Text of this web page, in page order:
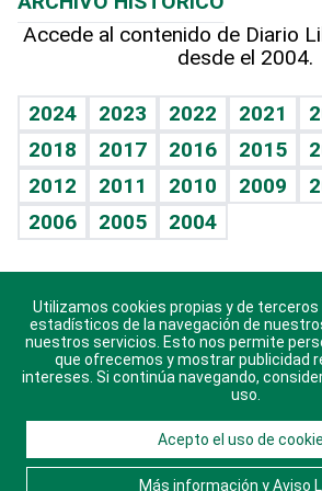
Hablando con el pediatra
Vida y familia
Eñe
Celebrando la vida
Sin complejos
En pocas palabras
Escuchando al corazón
Economía Personal
Línea de hit
TBT Deportivo
Hecho en casa
Guía del dinero
Cumpleaños
Horóscopos
Crucigramas
Accede al contenido de Diario
desde el 2004.
2024 2023 2022 2021
2018
2017 2016 2015
2012
2011 2010 2009
2006
2005 2004
Descarga nuestras aplicaciones
sistema Huawei.
© 2021 Diario Libre, todos los
Consulta elAviso Legal. Ponte en
Utilizamos cookies propias y de
estadísticos de la navegación de
nuestros servicios. Esto nos permite
que ofrecemos y mostrar publicidad
intereses. Si continúa navegando,
uso.
Acepto el uso de
Más información y Aviso